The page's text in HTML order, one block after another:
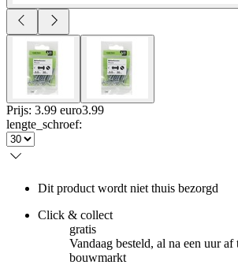
Prijs: 3.99 euro3.99
lengte_schroef:
Dit product wordt niet thuis bezorgd
Click & collect
gratis
Vandaag besteld, al na een uur
bouwmarkt